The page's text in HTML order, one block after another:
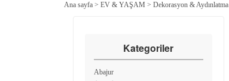
Ana sayfa > EV & YAŞAM > Dekorasyon & Aydınlatma
Kategoriler
Abajur